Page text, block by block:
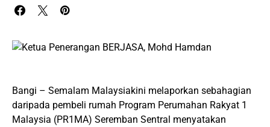
Bangi – Semalam Malaysiakini melaporkan sebahagian
daripada pembeli rumah Program Perumahan Rakyat 1
Malaysia (PR1MA) Seremban Sentral menyatakan